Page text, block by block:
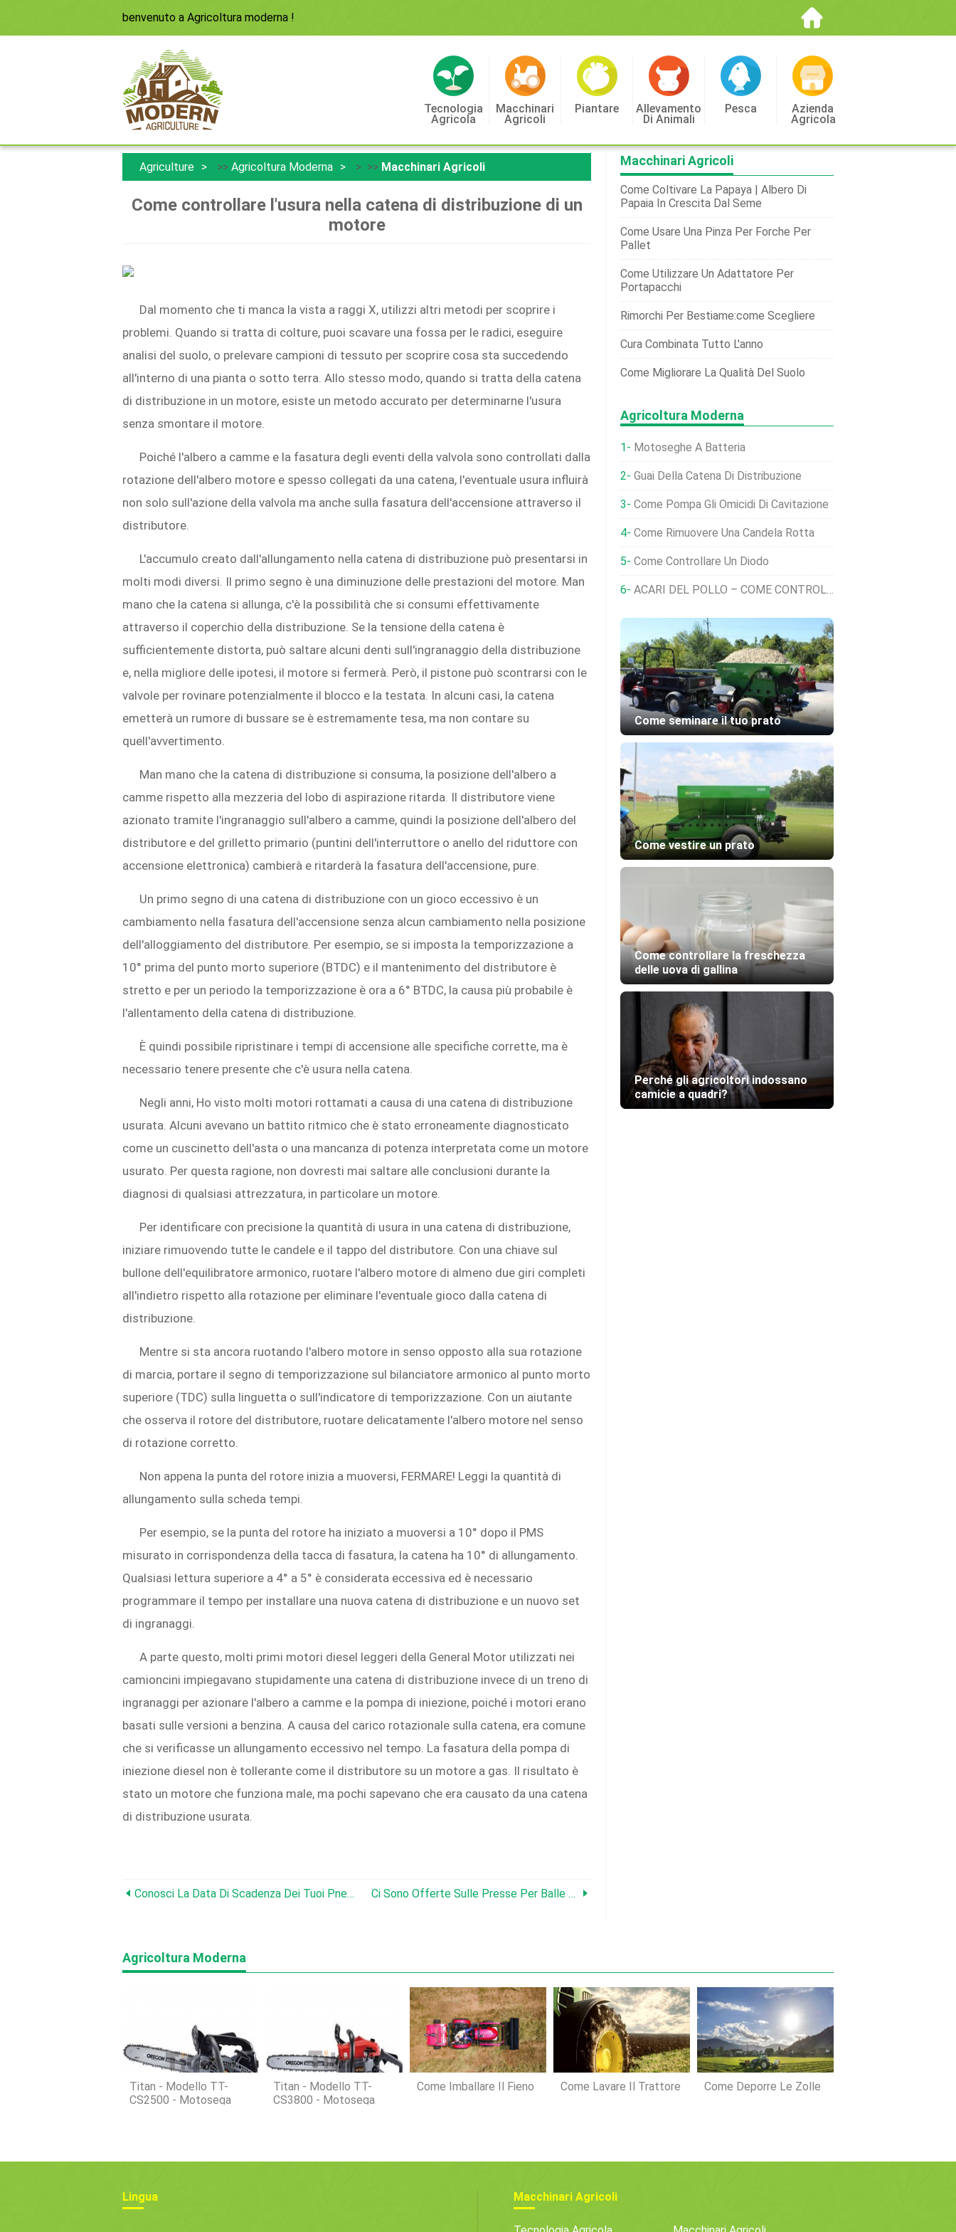
benvenuto a Agricoltura moderna !
Tecnologia
Agricola
Macchinari
Agricoli
Piantare Allevamento
Di Animali
Pesca Azienda
Agricola
Agriculture >> Agricoltura Moderna > >> Macchinari Agricoli
Come controllare l'usura nella catena di distribuzione di un
motore
Dal momento che ti manca la vista a raggi X, utilizzi altri metodi per scoprire i
problemi. Quando si tratta di colture, puoi scavare una fossa per le radici, eseguire
analisi del suolo, o prelevare campioni di tessuto per scoprire cosa sta succedendo
all'interno di una pianta o sotto terra. Allo stesso modo, quando si tratta della catena
di distribuzione in un motore, esiste un metodo accurato per determinarne l'usura
senza smontare il motore.
Poiché l'albero a camme e la fasatura degli eventi della valvola sono controllati dalla
rotazione dell'albero motore e spesso collegati da una catena, l'eventuale usura influirà
non solo sull'azione della valvola ma anche sulla fasatura dell'accensione attraverso il
distributore.
L'accumulo creato dall'allungamento nella catena di distribuzione può presentarsi in
molti modi diversi. Il primo segno è una diminuzione delle prestazioni del motore. Man
mano che la catena si allunga, c'è la possibilità che si consumi effettivamente
attraverso il coperchio della distribuzione. Se la tensione della catena è
sufficientemente distorta, può saltare alcuni denti sull'ingranaggio della distribuzione
e, nella migliore delle ipotesi, il motore si fermerà. Però, il pistone può scontrarsi con le
valvole per rovinare potenzialmente il blocco e la testata. In alcuni casi, la catena
emetterà un rumore di bussare se è estremamente tesa, ma non contare su
quell'avvertimento.
Man mano che la catena di distribuzione si consuma, la posizione dell'albero a
camme rispetto alla mezzeria del lobo di aspirazione ritarda. Il distributore viene
azionato tramite l'ingranaggio sull'albero a camme, quindi la posizione dell'albero del
distributore e del grilletto primario (puntini dell'interruttore o anello del riduttore con
accensione elettronica) cambierà e ritarderà la fasatura dell'accensione, pure.
Un primo segno di una catena di distribuzione con un gioco eccessivo è un
cambiamento nella fasatura dell'accensione senza alcun cambiamento nella posizione
dell'alloggiamento del distributore. Per esempio, se si imposta la temporizzazione a
10° prima del punto morto superiore (BTDC) e il mantenimento del distributore è
stretto e per un periodo la temporizzazione è ora a 6° BTDC, la causa più probabile è
l'allentamento della catena di distribuzione.
È quindi possibile ripristinare i tempi di accensione alle specifiche corrette, ma è
necessario tenere presente che c'è usura nella catena.
Negli anni, Ho visto molti motori rottamati a causa di una catena di distribuzione
usurata. Alcuni avevano un battito ritmico che è stato erroneamente diagnosticato
come un cuscinetto dell'asta o una mancanza di potenza interpretata come un motore
usurato. Per questa ragione, non dovresti mai saltare alle conclusioni durante la
diagnosi di qualsiasi attrezzatura, in particolare un motore.
Per identificare con precisione la quantità di usura in una catena di distribuzione,
iniziare rimuovendo tutte le candele e il tappo del distributore. Con una chiave sul
bullone dell'equilibratore armonico, ruotare l'albero motore di almeno due giri completi
all'indietro rispetto alla rotazione per eliminare l'eventuale gioco dalla catena di
distribuzione.
Mentre si sta ancora ruotando l'albero motore in senso opposto alla sua rotazione
di marcia, portare il segno di temporizzazione sul bilanciatore armonico al punto morto
superiore (TDC) sulla linguetta o sull'indicatore di temporizzazione. Con un aiutante
che osserva il rotore del distributore, ruotare delicatamente l'albero motore nel senso
di rotazione corretto.
Non appena la punta del rotore inizia a muoversi, FERMARE! Leggi la quantità di
allungamento sulla scheda tempi.
Per esempio, se la punta del rotore ha iniziato a muoversi a 10° dopo il PMS
misurato in corrispondenza della tacca di fasatura, la catena ha 10° di allungamento.
Qualsiasi lettura superiore a 4° a 5° è considerata eccessiva ed è necessario
programmare il tempo per installare una nuova catena di distribuzione e un nuovo set
di ingranaggi.
A parte questo, molti primi motori diesel leggeri della General Motor utilizzati nei
camioncini impiegavano stupidamente una catena di distribuzione invece di un treno di
ingranaggi per azionare l'albero a camme e la pompa di iniezione, poiché i motori erano
basati sulle versioni a benzina. A causa del carico rotazionale sulla catena, era comune
che si verificasse un allungamento eccessivo nel tempo. La fasatura della pompa di
iniezione diesel non è tollerante come il distributore su un motore a gas. Il risultato è
stato un motore che funziona male, ma pochi sapevano che era causato da una catena
di distribuzione usurata.
Conosci La Data Di Scadenza Dei Tuoi Pneumatici Ci Sono Offerte Sulle Presse Per Balle Di Ultima Generazione?
Macchinari Agricoli
Come Coltivare La Papaya | Albero Di
Papaia In Crescita Dal Seme
Come Usare Una Pinza Per Forche Per
Pallet
Come Utilizzare Un Adattatore Per
Portapacchi
Rimorchi Per Bestiame:come Scegliere
Cura Combinata Tutto L'anno
Come Migliorare La Qualità Del Suolo
Agricoltura Moderna
Motoseghe A Batteria
Guai Della Catena Di Distribuzione
Come Pompa Gli Omicidi Di Cavitazione
Come Rimuovere Una Candela Rotta
Come Controllare Un Diodo
ACARI DEL POLLO – COME CONTROLLARE E TRATTARE
Come seminare il tuo prato
Come vestire un prato
Come controllare la freschezza
delle uova di gallina
Perché gli agricoltori indossano
camicie a quadri?
Agricoltura Moderna
Titan - Modello TT-
CS2500 - Motosega
Titan - Modello TT-
CS3800 - Motosega
Come Imballare Il Fieno Come Lavare Il Trattore Come Deporre Le Zolle
Lingua Macchinari Agricoli